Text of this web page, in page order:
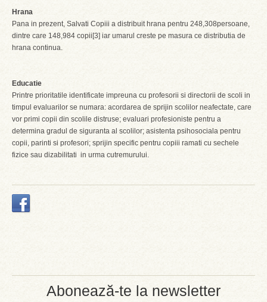
Abonează-te la newsletter
Hrana
Pana in prezent, Salvati Copiii a distribuit hrana pentru 248,308persoane,
dintre care 148,984 copii[3] iar umarul creste pe masura ce distributia de
hrana continua.
Educatie
Printre prioritatile identificate impreuna cu profesorii si directorii de scoli in
timpul evaluarilor se numara: acordarea de sprijin scolilor neafectate, care
vor primi copii din scolile distruse; evaluari profesioniste pentru a
determina gradul de siguranta al scolilor; asistenta psihosociala pentru
copii, parinti si profesori; sprijin specific pentru copiii ramati cu sechele
fizice sau dizabilitati in urma cutremurului.